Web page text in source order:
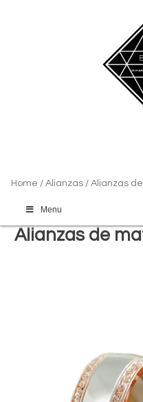
Menu
Home / Alianzas / Alianzas
Alianzas de